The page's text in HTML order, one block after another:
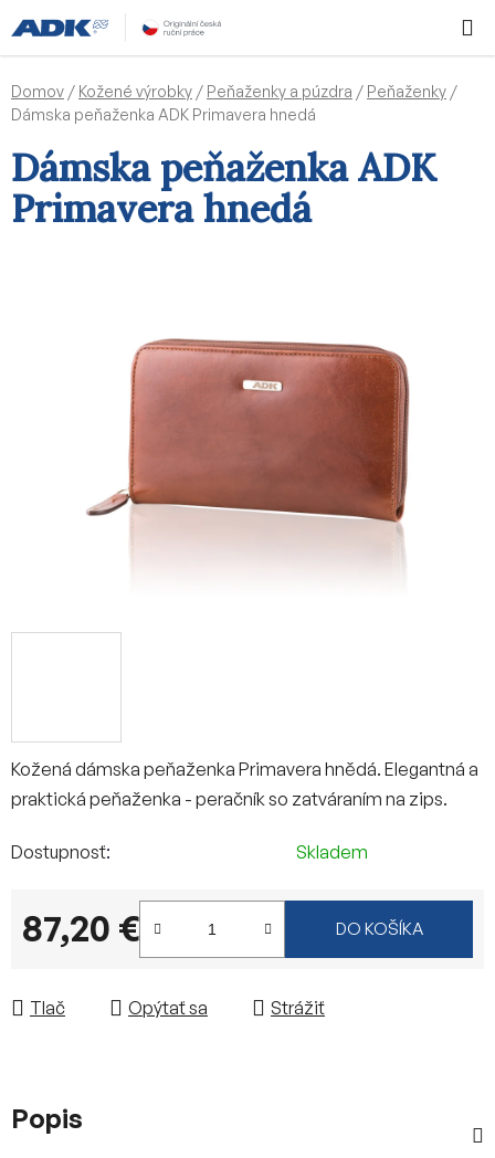
na
obsah
KOŠÍK
Domov / Kožené výrobky / Peňaženky a púzdra / Peňaženky /
Dámska peňaženka ADK Primavera hnedá
Kožená dámska peňaženka Primavera hnědá. Elegantná a
praktická peňaženka - peračník so zatváraním na zips.
Dostupnosť Skladem
87,20 €
Jednotková cena:
DO KOŠÍKA
Tlač Opýtať sa Strážiť
Dámska peňaženka ADK
Primavera hnedá
Popis